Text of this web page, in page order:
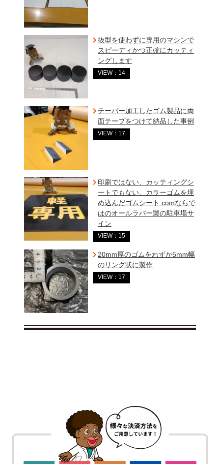
抜型を使わずに専用のマシンで
スピーディかつ正確にカッティ
ングします
VIEW：14
テーパー加工したゴム製品に両
面テープをつけて納品した事例
VIEW：17
印刷ではない、カッティングシ
ートでもない、カラーゴムを埋
め込んだゴムシート.comならで
はのオールラバー製の駐車場サ
イン
VIEW：15
20mm厚のゴムをわずか5mm幅
のリング状に製作
VIEW：17